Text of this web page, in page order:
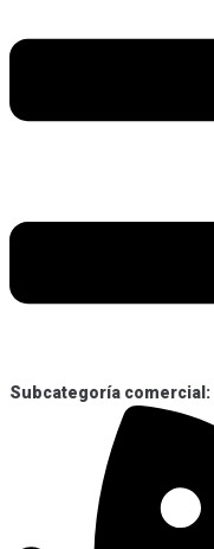
Subcategoría comercial: